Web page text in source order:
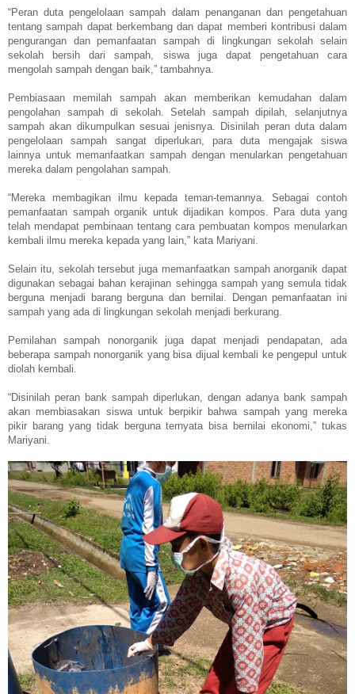
“Peran duta pengelolaan sampah dalam penanganan dan pengetahuan
tentang sampah dapat berkembang dan dapat memberi kontribusi dalam
pengurangan dan pemanfaatan sampah di lingkungan sekolah selain
sekolah bersih dari sampah, siswa juga dapat pengetahuan cara
mengolah sampah dengan baik,” tambahnya.
Pembiasaan memilah sampah akan memberikan kemudahan dalam
pengolahan sampah di sekolah. Setelah sampah dipilah, selanjutnya
sampah akan dikumpulkan sesuai jenisnya. Disinilah peran duta dalam
pengelolaan sampah sangat diperlukan, para duta mengajak siswa
lainnya untuk memanfaatkan sampah dengan menularkan pengetahuan
mereka dalam pengolahan sampah.
“Mereka membagikan ilmu kepada teman-temannya. Sebagai contoh
pemanfaatan sampah organik untuk dijadikan kompos. Para duta yang
telah mendapat pembinaan tentang cara pembuatan kompos menularkan
kembali ilmu mereka kepada yang lain,” kata Mariyani.
Selain itu, sekolah tersebut juga memanfaatkan sampah anorganik dapat
digunakan sebagai bahan kerajinan sehingga sampah yang semula tidak
berguna menjadi barang berguna dan bernilai. Dengan pemanfaatan ini
sampah yang ada di lingkungan sekolah menjadi berkurang.
Pemilahan sampah nonorganik juga dapat menjadi pendapatan, ada
beberapa sampah nonorganik yang bisa dijual kembali ke pengepul untuk
diolah kembali.
“Disinilah peran bank sampah diperlukan, dengan adanya bank sampah
akan membiasakan siswa untuk berpikir bahwa sampah yang mereka
pikir barang yang tidak berguna ternyata bisa bernilai ekonomi,” tukas
Mariyani.